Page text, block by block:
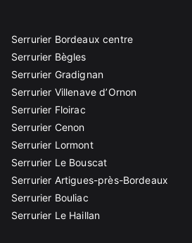
Serrurier Bordeaux centre
Serrurier Bègles
Serrurier Gradignan
Serrurier Villenave d’Ornon
Serrurier Floirac
Serrurier Cenon
Serrurier Lormont
Serrurier Le Bouscat
Serrurier Artigues-près-Bordeaux
Serrurier Bouliac
Serrurier Le Haillan